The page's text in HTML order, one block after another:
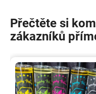
Přečtěte si
zákazníků